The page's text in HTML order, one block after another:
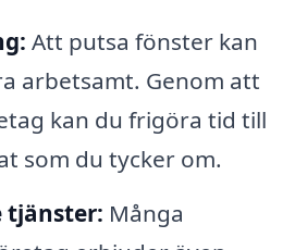
Att putsa fönster kan
arbetsamt. Genom att
kan du frigöra tid till
som du tycker om.
tjänster: Många